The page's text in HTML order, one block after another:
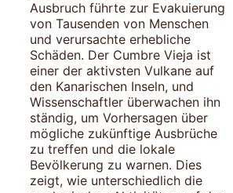
Ausbruch führte zur Evakuierung
von Tausenden von Menschen
und verursachte erhebliche
Schäden. Der Cumbre Vieja ist
einer der aktivsten Vulkane auf
den Kanarischen Inseln, und
Wissenschaftler überwachen ihn
ständig, um Vorhersagen über
mögliche zukünftige Ausbrüche
zu treffen und die lokale
Bevölkerung zu warnen. Dies
zeigt, wie unterschiedlich die